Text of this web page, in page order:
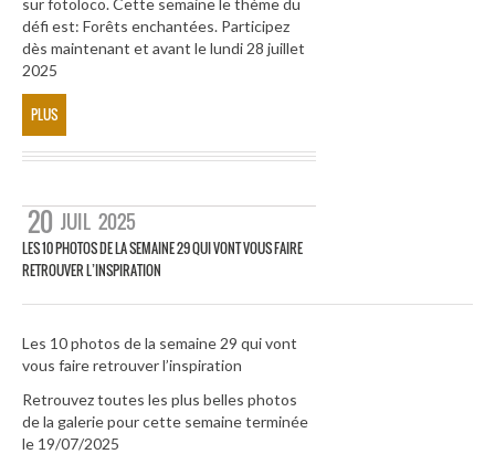
sur fotoloco. Cette semaine le thème du
défi est: Forêts enchantées. Participez
dès maintenant et avant le lundi 28 juillet
2025
PLUS
20 JUIL 2025
LES 10 PHOTOS DE LA SEMAINE 29 QUI VONT VOUS FAIRE
RETROUVER L’INSPIRATION
Les 10 photos de la semaine 29 qui vont
vous faire retrouver l’inspiration
Retrouvez toutes les plus belles photos
de la galerie pour cette semaine terminée
le 19/07/2025